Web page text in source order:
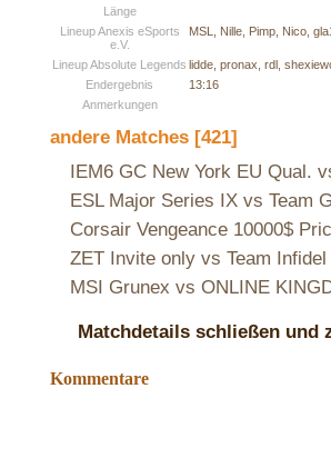
Länge
Lineup Anexis eSports
e.V.
MSL, Nille, Pimp, Nico,
Lineup Absolute Legends lidde, pronax, rdl,
Endergebnis
13:16
Anmerkungen
andere Matches [421]
IEM6 GC New York EU Qual.
ESL Major Series IX vs Team
Corsair Vengeance 10000$
ZET Invite only vs Team
MSI Grunex vs ONLINE
Matchdetails schließen und
Kommentare